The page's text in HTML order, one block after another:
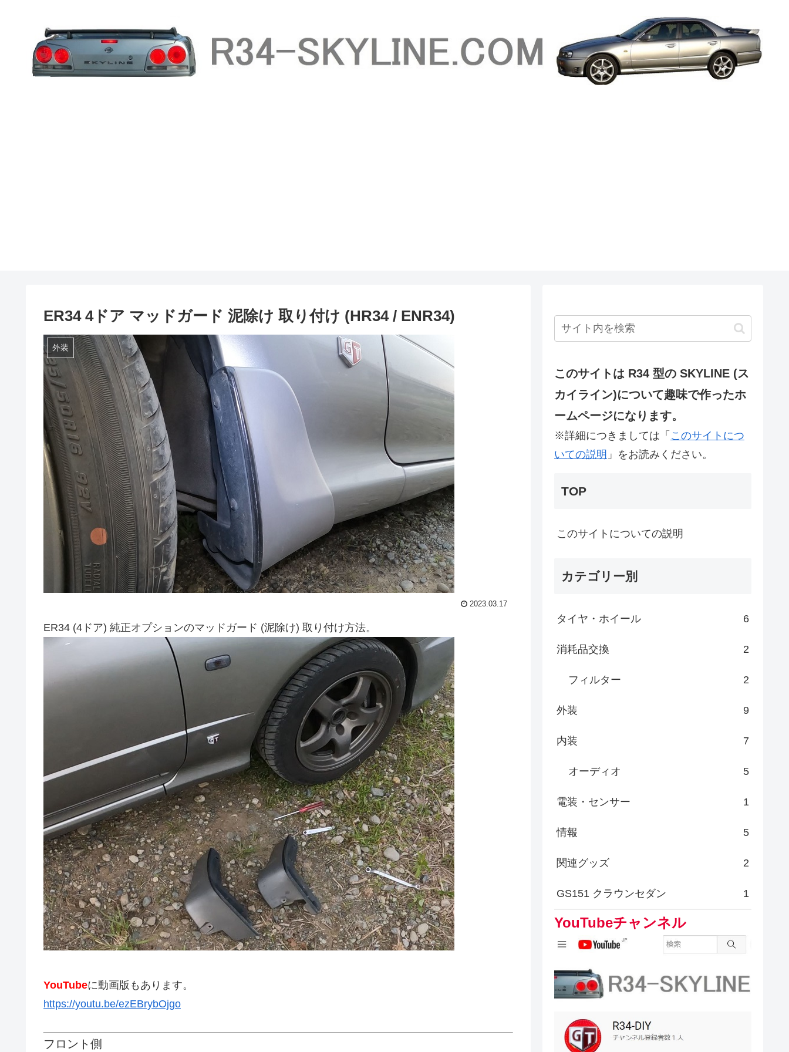
ER34 4ドア マッドガード 泥除け 取り付け (HR34 / ENR34)
外装
2023.03.17
ER34 (4ドア) 純正オプションのマッドガード (泥除け) 取り付け方法。
YouTubeに動画版もあります。
https://youtu.be/ezEBrybOjgo
フロント側
このサイトは R34 型の SKYLINE (ス
カイライン)について趣味で作ったホ
ームページになります。
※詳細につきましては「 このサイトにつ
いての説明 」をお読みください。
TOP
このサイトについての説明
カテゴリー別
タイヤ・ホイール 6
消耗品交換 2
フィルター 2
外装 9
内装 7
オーディオ 5
電装・センサー 1
情報 5
関連グッズ 2
GS151 クラウンセダン 1
YouTubeチャンネル